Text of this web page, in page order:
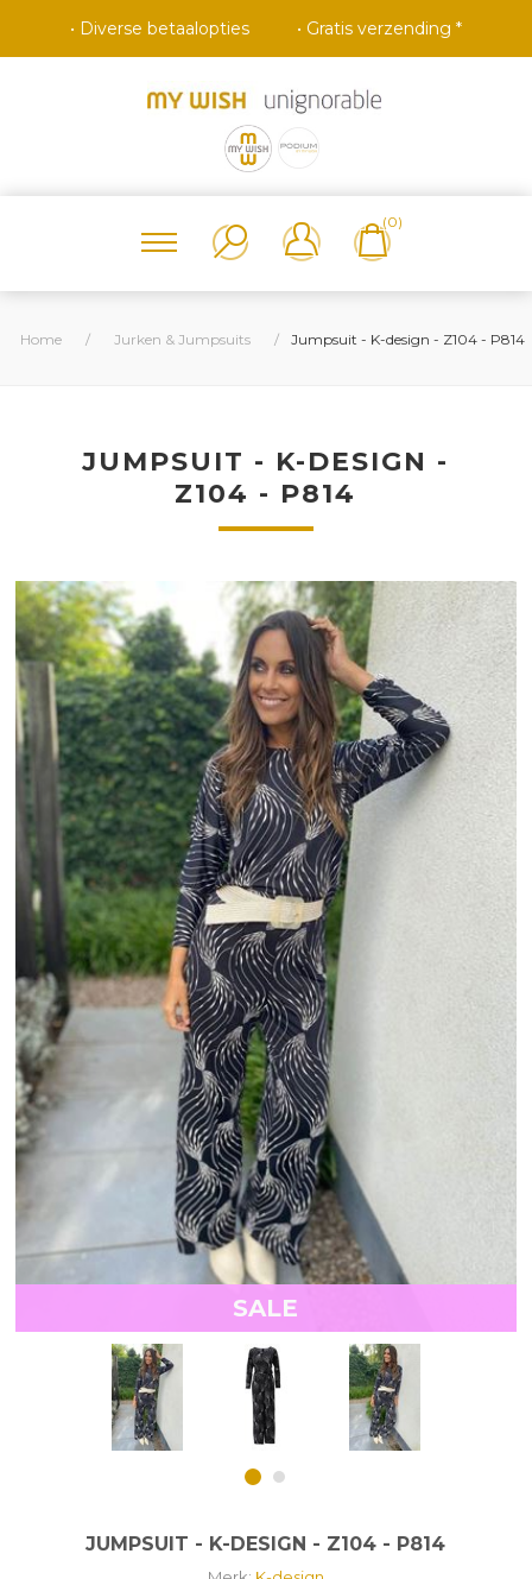
• Diverse betaalopties • Gratis verzending *
(0)
Home / Jurken & Jumpsuits / Jumpsuit - K-design - Z104 - P814
JUMPSUIT - K-DESIGN -
Z104 - P814
SALE
JUMPSUIT - K-DESIGN - Z104 - P814